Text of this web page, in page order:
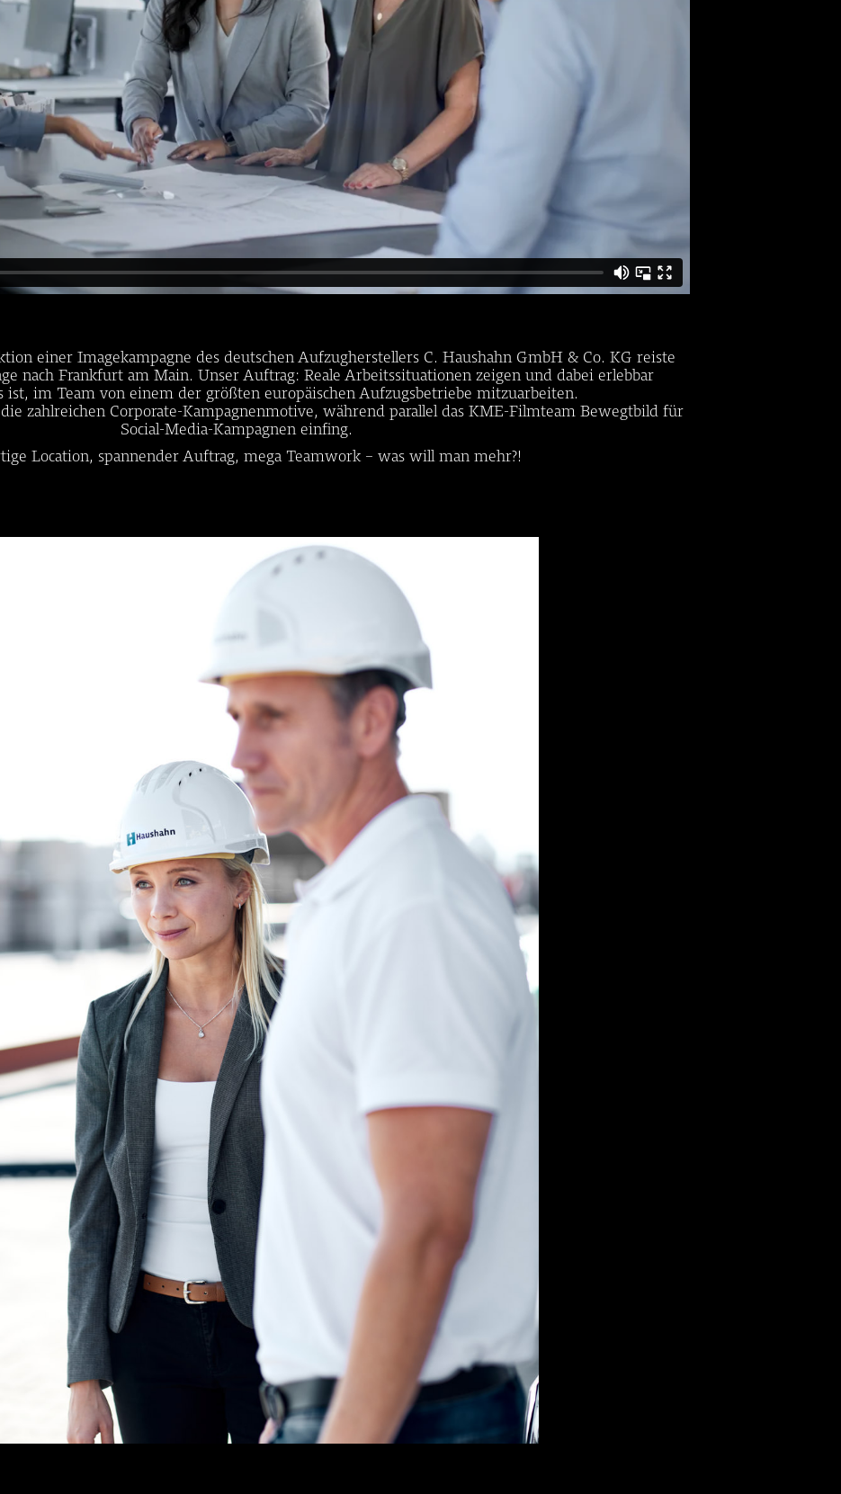
einer Imagekampagne des deutschen Aufzugherstellers C. Haushahn GmbH & Co. KG reiste
nach Frankfurt am Main. Unser Auftrag: Reale Arbeitssituationen zeigen und dabei erlebbar
ist, im Team von einem der größten europäischen Aufzugsbetriebe mitzuarbeiten.
zahlreichen Corporate-Kampagnenmotive, während parallel das KME-Filmteam Bewegtbild für
Social-Media-Kampagnen einfing.
Location, spannender Auftrag, mega Teamwork – was will man mehr?!